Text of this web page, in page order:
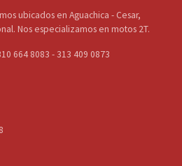
ubicados en Aguachica - Cesar,
Nos especializamos en motos 2T.
664 8083 - 313 409 0873